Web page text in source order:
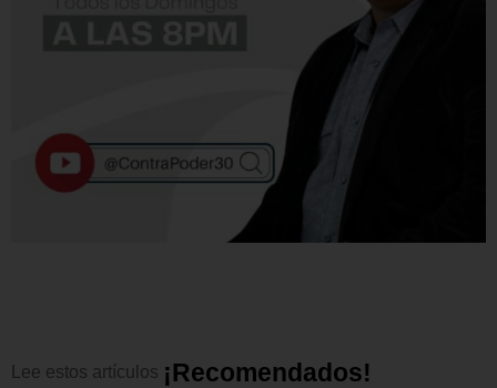
Lee estos artículos ¡Recomendados!